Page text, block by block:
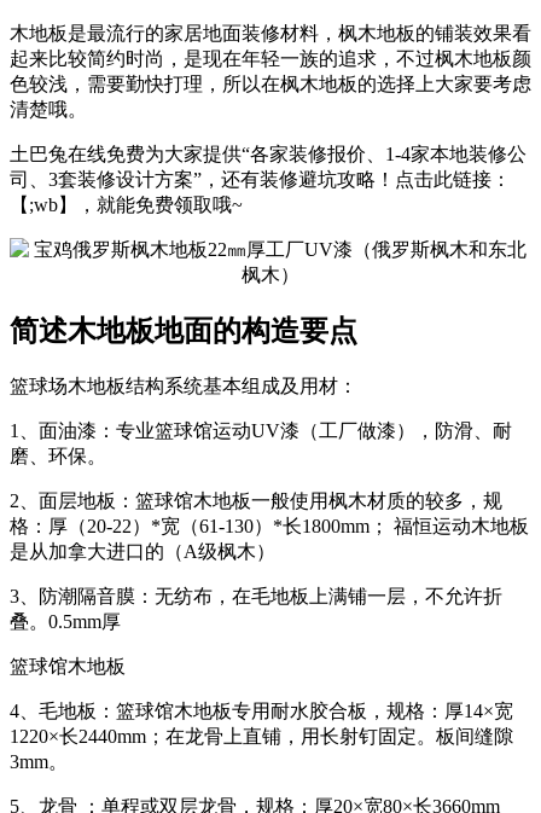
木地板是最流行的家居地面装修材料，枫木地板的铺装效果看
起来比较简约时尚，是现在年轻一族的追求，不过枫木地板颜
色较浅，需要勤快打理，所以在枫木地板的选择上大家要考虑
清楚哦。
土巴兔在线免费为大家提供“各家装修报价、1-4家本地装修公
司、3套装修设计方案”，还有装修避坑攻略！点击此链接：
【;wb】，就能免费领取哦~
简述木地板地面的构造要点
篮球场木地板结构系统基本组成及用材：
1、面油漆：专业篮球馆运动UV漆（工厂做漆），防滑、耐
磨、环保。
2、面层地板：篮球馆木地板一般使用枫木材质的较多，规
格：厚（20-22）*宽（61-130）*长1800mm； 福恒运动木地板
是从加拿大进口的（A级枫木）
3、防潮隔音膜：无纺布，在毛地板上满铺一层，不允许折
叠。0.5mm厚
篮球馆木地板
4、毛地板：篮球馆木地板专用耐水胶合板，规格：厚14×宽
1220×长2440mm；在龙骨上直铺，用长射钉固定。板间缝隙
3mm。
5、龙骨 ：单程或双层龙骨，规格：厚20×宽80×长3660mm